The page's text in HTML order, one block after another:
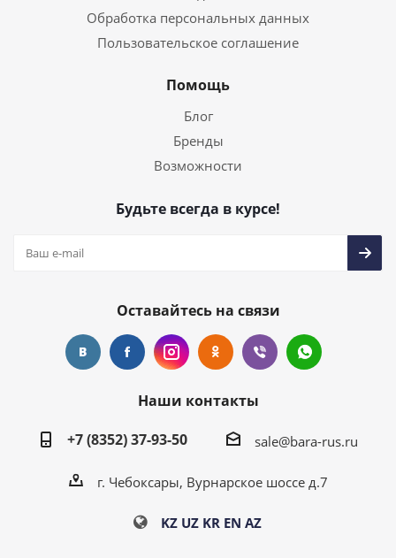
Обработка персональных данных
Пользовательское соглашение
Помощь
Блог
Бренды
Возможности
Будьте всегда в курсе!
Оставайтесь на связи
Наши контакты
+7 (8352) 37-93-50
sale@bara-rus.ru
г. Чебоксары, Вурнарское шоссе д.7
KZ UZ KR EN AZ